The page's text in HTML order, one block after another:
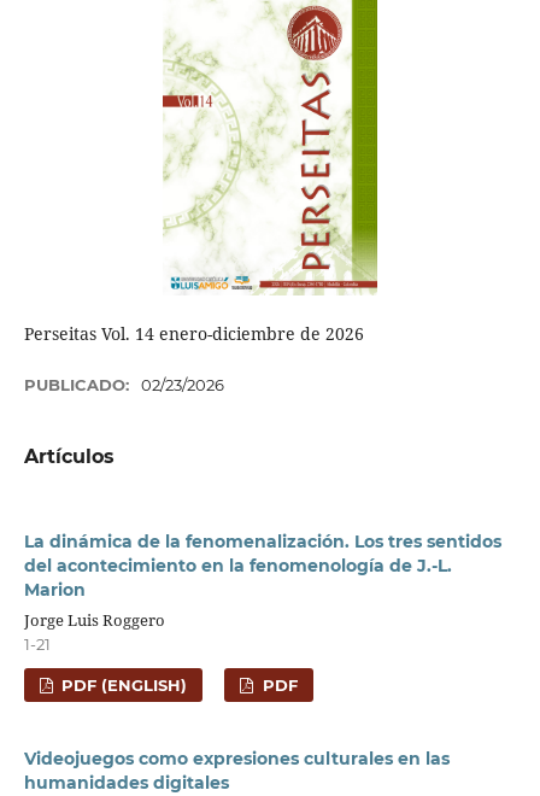
Perseitas Vol. 14 enero-diciembre de 2026
PUBLICADO: 02/23/2026
Artículos
La dinámica de la fenomenalización. Los tres sentidos
del acontecimiento en la fenomenología de J.-L.
Marion
Jorge Luis Roggero
1-21
PDF (ENGLISH) PDF
Videojuegos como expresiones culturales en las
humanidades digitales